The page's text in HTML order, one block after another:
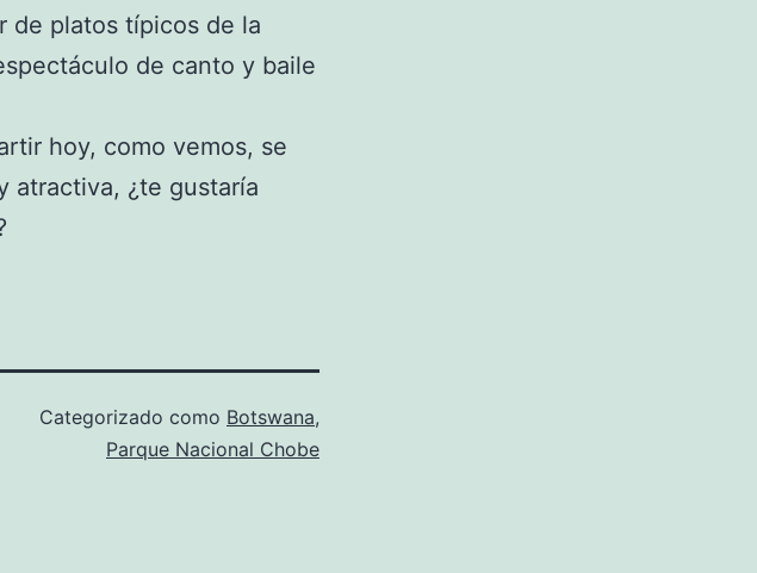
de platos típicos de la
de canto y baile
hoy, como vemos, se
atractiva, ¿te gustaría
Categorizado como Botswana,
Parque Nacional Chobe